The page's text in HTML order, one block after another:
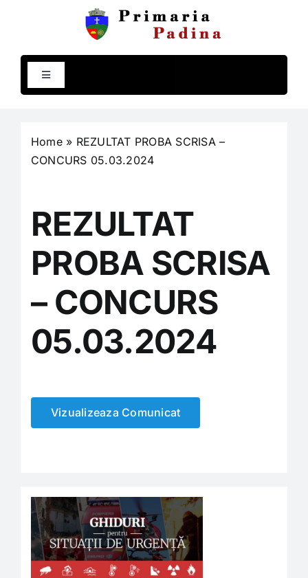
Toggle
Navigation
Primăria
Rapoarte și studii
Carieră
Consiliul Local
Monitorul oficial local
Home» REZULTAT PROBA SCRISA –
CONCURS 05.03.2024
REZULTAT
PROBA SCRISA
– CONCURS
05.03.2024
Vizualizeaza Comunicat